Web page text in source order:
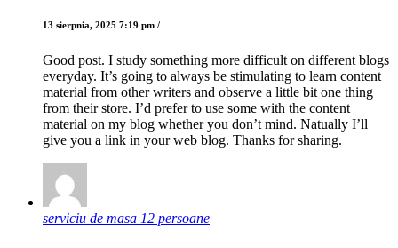
13 sierpnia, 2025 7:19 pm /
Good post. I study something more difficult on different blogs
everyday. It’s going to always be stimulating to learn content
material from other writers and observe a little bit one thing
from their store. I’d prefer to use some with the content
material on my blog whether you don’t mind. Natually I’ll
give you a link in your web blog. Thanks for sharing.
serviciu de masa 12 persoane